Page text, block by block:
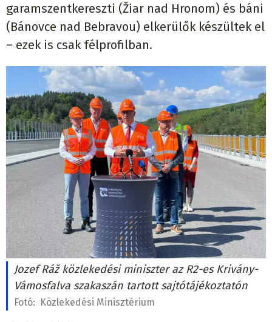
garamszentkereszti (Žiar nad Hronom) és báni
(Bánovce nad Bebravou) elkerülők készültek el
– ezek is csak félprofilban.
Jozef Ráž közlekedési miniszter az R2-es Krivány-
Vámosfalva szakaszán tartott sajtótájékoztatón
Fotó: Közlekedési Minisztérium